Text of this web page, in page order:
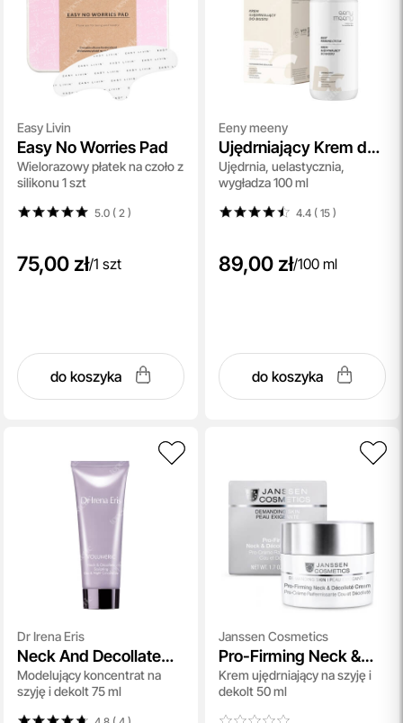
Easy Livin
Easy No Worries Pad
Wielorazowy płatek na czoło z
silikonu 1 szt
5.0 ( 2 )
75,00 zł/1 szt
do koszyka
Eeny meeny
Ujędrniający Krem do
Biustu
Ujędrnia, uelastycznia,
wygładza 100 ml
4.4 ( 15)
89,00 zł/100 ml
do koszyka
Dr Irena Eris
Neck And Decollate
Sculpting Day & Night
Concentrate
Modelujący koncentrat na
szyję i dekolt 75 ml
Janssen Cosmetics
Pro-Firming Neck &
Decollete Cream
Krem ujędrniający na szyję i
dekolt 50 ml